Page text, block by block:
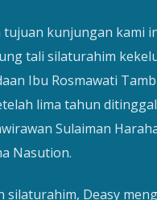
kunjungan kami
tali silaturahim
Ibu Rosmawati
lima tahun
Sulaiman
Nasution.
silaturahim, Deasy